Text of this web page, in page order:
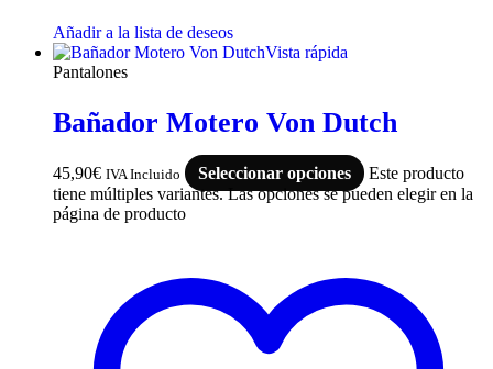
Añadir a la lista de deseos
Vista rápida
Pantalones
Bañador Motero Von Dutch
45,90€ IVA Incluido Seleccionar opciones
Este producto
tiene múltiples variantes. Las opciones se pueden elegir en la
página de producto